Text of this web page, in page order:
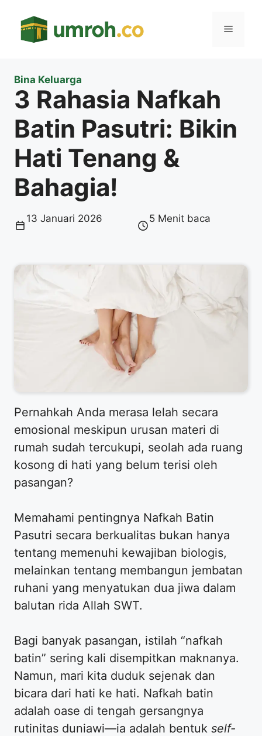
Menu
Bina Keluarga
3 Rahasia Nafkah
Batin Pasutri: Bikin
Hati Tenang &
Bahagia!
13 Januari 2026 5 Menit baca
​Pernahkah Anda merasa lelah secara
emosional meskipun urusan materi di
rumah sudah tercukupi, seolah ada ruang
kosong di hati yang belum terisi oleh
pasangan?
Memahami pentingnya Nafkah Batin
Pasutri secara berkualitas bukan hanya
tentang memenuhi kewajiban biologis,
melainkan tentang membangun jembatan
ruhani yang menyatukan dua jiwa dalam
balutan rida Allah SWT.
​Bagi banyak pasangan, istilah “nafkah
batin” sering kali disempitkan maknanya.
Namun, mari kita duduk sejenak dan
bicara dari hati ke hati. Nafkah batin
adalah oase di tengah gersangnya
rutinitas duniawi—ia adalah bentuk self-